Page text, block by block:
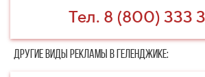
Тел. 8 (800) 333
Другие в​​​​иды рекламы в Геленджике: